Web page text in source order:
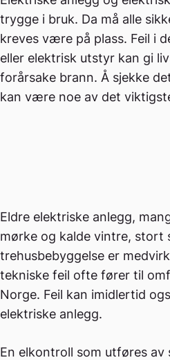
trygge i bruk. Da må alle
kreves være på plass. Feil i
eller elektrisk utstyr kan gi
forårsake brann. Å sjekke
kan være noe av det
Eldre elektriske anlegg,
mørke og kalde vintre,
trehusbebyggelse er
tekniske feil ofte fører til
Norge. Feil kan imidlertid
elektriske anlegg.
En elkontroll som utføres